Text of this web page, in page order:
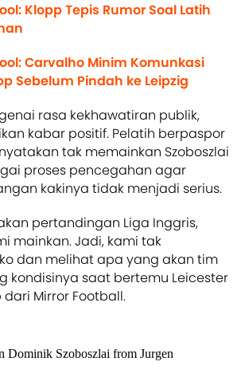
Klopp Tepis Rumor Soal Latih
Carvalho Minim Komunkasi
Sebelum Pindah ke Leipzig
rasa kekhawatiran publik,
kabar positif. Pelatih berpaspor
tak memainkan Szoboszlai
proses pencegahan agar
kakinya tidak menjadi serius.
pertandingan Liga Inggris,
mainkan. Jadi, kami tak
dan melihat apa yang akan tim
kondisinya saat bertemu Leicester
dari Mirror Football.
Dominik Szoboszlai from Jurgen